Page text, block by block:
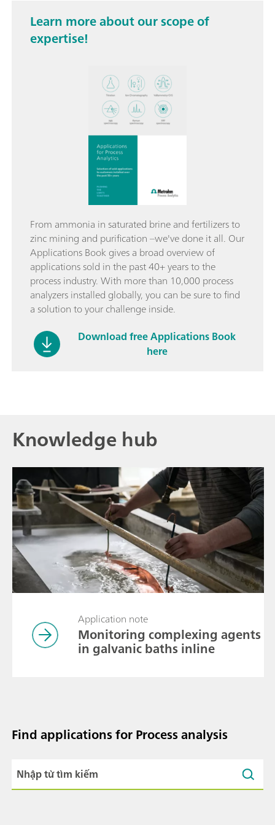
Learn more about our scope of
expertise!
From ammonia in saturated brine and fertilizers to
zinc mining and purification –we've done it all. Our
Applications Book gives a broad overview of
applications sold in the past 40+ years to the
process industry. With more than 10,000 process
analyzers installed globally, you can be sure to find
a solution to your challenge inside.
Download free Applications Book
here
Knowledge hub
Application note
Monitoring complexing agents
in galvanic baths inline
Find applications for Process analysis